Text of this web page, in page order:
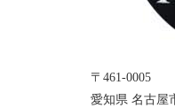
〒461-0005
愛知県 名古屋